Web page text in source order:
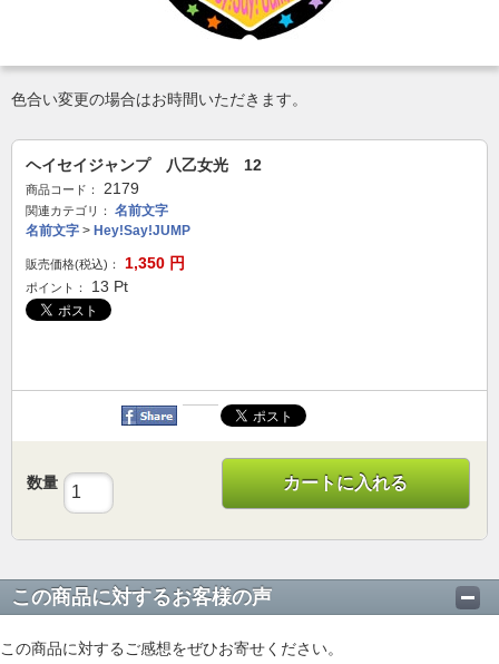
色合い変更の場合はお時間いただきます。
ヘイセイジャンプ 八乙女光 12
商品コード： 2179
関連カテゴリ：
名前文字
名前文字 > Hey!Say!JUMP
販売価格(税込)： 1,350 円
ポイント： 13 Pt
数量 カートに入れる
この商品に対するお客様の声
この商品に対するご感想をぜひお寄せください。